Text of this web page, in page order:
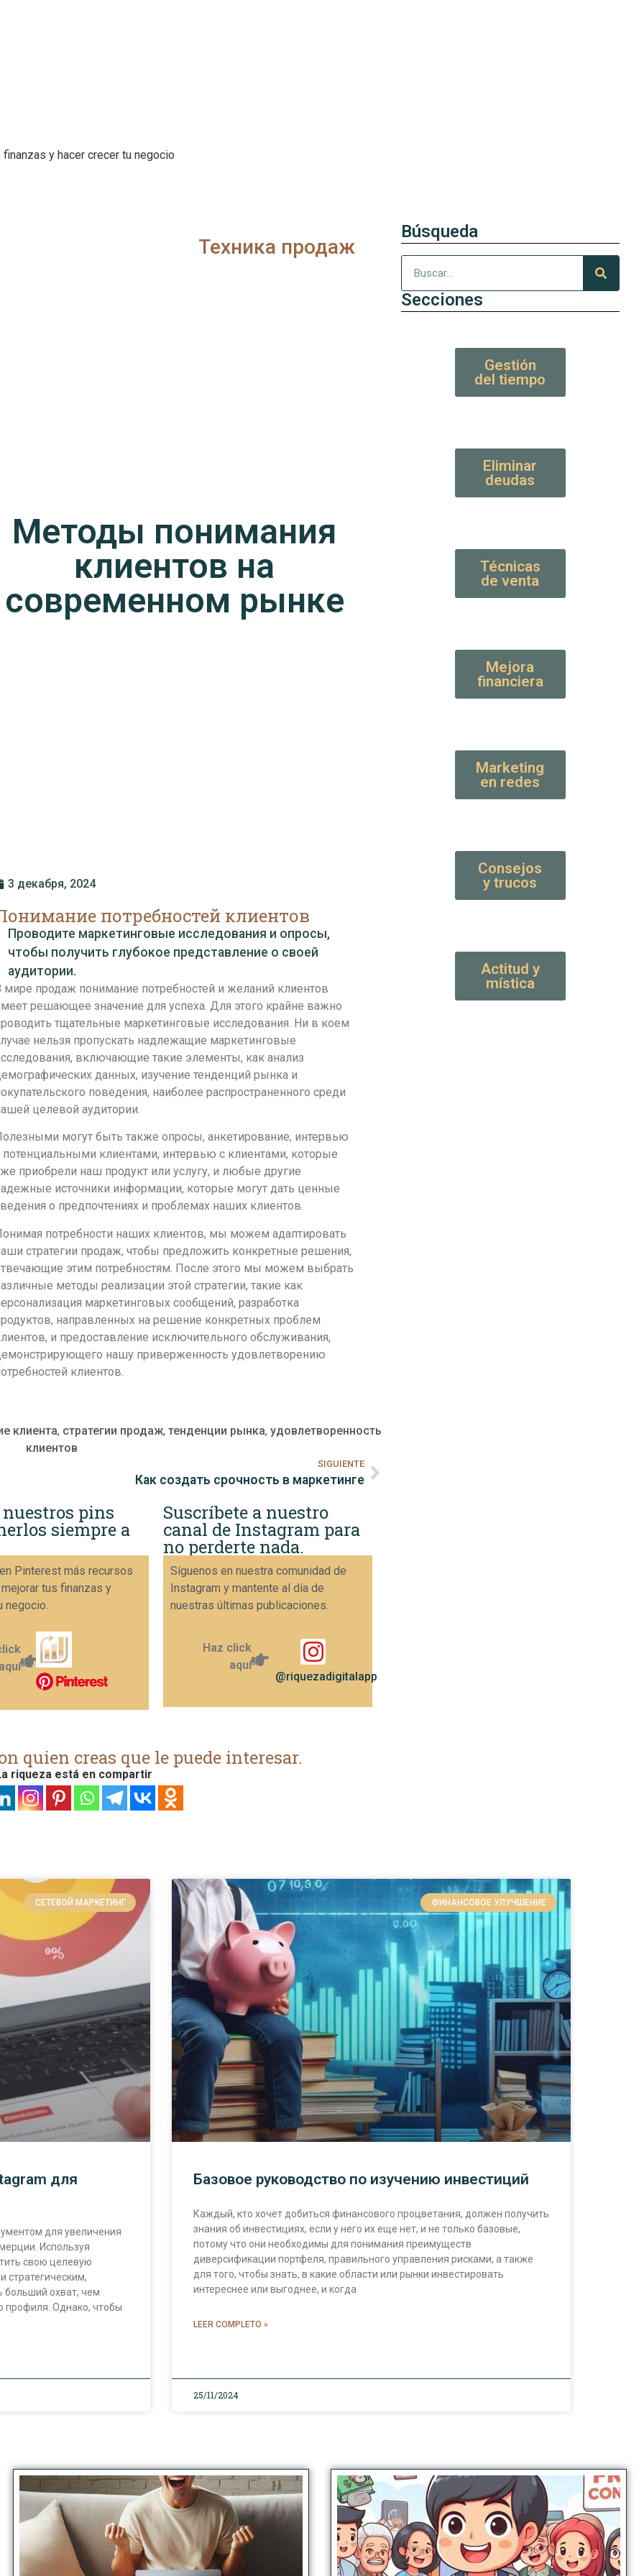
y hacer crecer tu negocio
Техника продаж
Методы понимания
клиентов на
современном рынке
3 декабря, 2024
потребностей клиентов
Проводите маркетинговые исследования и опросы,
чтобы получить глубокое представление о своей
аудитории.
мире продаж понимание потребностей и желаний клиентов
решающее значение для успеха. Для этого крайне важно
тщательные маркетинговые исследования. Ни в коем
нельзя пропускать надлежащие маркетинговые
включающие такие элементы, как анализ
данных, изучение тенденций рынка и
поведения, наиболее распространенного среди
целевой аудитории.
могут быть также опросы, анкетирование, интервью
потенциальными клиентами, интервью с клиентами, которые
приобрели наш продукт или услугу, и любые другие
источники информации, которые могут дать ценные
о предпочтениях и проблемах наших клиентов.
потребности наших клиентов, мы можем адаптировать
стратегии продаж, чтобы предложить конкретные решения,
этим потребностям. После этого мы можем выбрать
методы реализации этой стратегии, такие как
маркетинговых сообщений, разработка
направленных на решение конкретных проблем
и предоставление исключительного обслуживания,
нашу приверженность удовлетворению
клиентов.
клиента, стратегии продаж, тенденции рынка, удовлетворенность
клиентов
SIGUIENTE
Как создать срочность в маркетинге
nuestros pins
siempre a
Pinterest más recursos
tus finanzas y
negocio.
aquí
Suscríbete a nuestro
canal de Instagram para
no perderte nada.
Síguenos en nuestra comunidad de
Instagram y mantente al día de
nuestras últimas publicaciones.
Haz click
aquí
@riquezadigitalapp
quien creas que le puede interesar.
riqueza está en compartir
Búsqueda
Secciones
Gestión
del tiempo
Eliminar
deudas
Técnicas
de venta
Mejora
financiera
Marketing
en redes
Consejos
y trucos
Actitud y
mística
СЕТЕВОЙ МАРКЕТИНГ
для
для увеличения
Используя
свою целевую
стратегическим,
больший охват, чем
профиля. Однако, чтобы
ФИНАНСОВОЕ УЛУЧШЕНИЕ
Базовое руководство по изучению инвестиций
Каждый, кто хочет добиться финансового процветания, должен получить
знания об инвестициях, если у него их еще нет, и не только базовые,
потому что они необходимы для понимания преимуществ
диверсификации портфеля, правильного управления рисками, а также
для того, чтобы знать, в какие области или рынки инвестировать
интереснее или выгоднее, и когда
LEER COMPLETO »
25/11/2024